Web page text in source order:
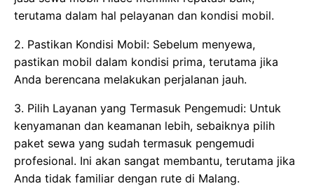
terutama dalam hal pelayanan dan kondisi mobil.
2. Pastikan Kondisi Mobil: Sebelum menyewa,
pastikan mobil dalam kondisi prima, terutama jika
Anda berencana melakukan perjalanan jauh.
3. Pilih Layanan yang Termasuk Pengemudi: Untuk
kenyamanan dan keamanan lebih, sebaiknya pilih
paket sewa yang sudah termasuk pengemudi
profesional. Ini akan sangat membantu, terutama jika
Anda tidak familiar dengan rute di Malang.